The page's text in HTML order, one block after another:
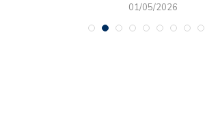
01/05/2026